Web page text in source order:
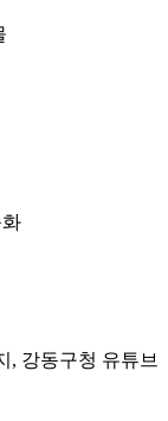
, 강동구청 유튜브